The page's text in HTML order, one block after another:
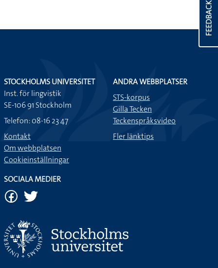
FEEDBACK
STOCKHOLMS UNIVERSITET
Inst. för lingvistik
SE-106 91 Stockholm
Telefon: 08-16 23 47
Kontakt
Om webbplatsen
Cookieinställningar
ANDRA WEBBPLATSER
STS-korpus
Gilla Tecken
Teckenspråksvideo
Fler länktips
SOCIALA MEDIER